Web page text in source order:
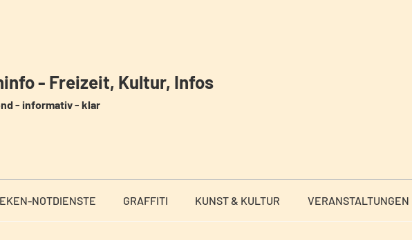
- Freizeit, Kultur, Infos
- informativ - klar
NOTDIENSTE GRAFFITI KUNST & KULTUR VERANSTALTUNGEN